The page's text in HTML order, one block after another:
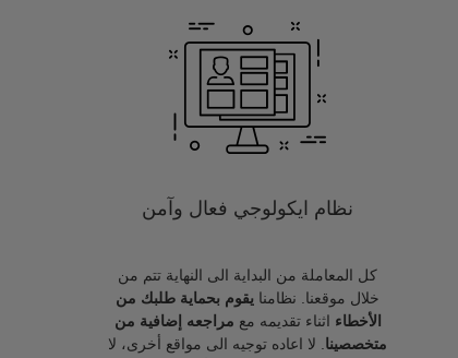
نظام ايكولوجي فعال وآمن
كل المعاملة من البداية الى النهاية تتم من
خلال موقعنا. نظامنا يقوم بحماية طلبك من
الأخطاء اثناء تقديمه مع مراجعه إضافية من
متخصصينا . لا اعاده توجيه الى مواقع أخرى، لا